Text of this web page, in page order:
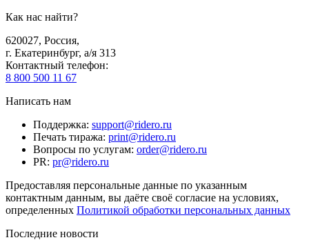
Как нас найти?
620027, Россия,
г. Екатеринбург, а/я 313
Контактный телефон:
8 800 500 11 67
Написать нам
Поддержка: support@ridero.ru
Печать тиража: print@ridero.ru
Вопросы по услугам: order@ridero.ru
PR: pr@ridero.ru
Предоставляя персональные данные по указанным
контактным данным, вы даёте своё согласие на условиях,
определенных Политикой обработки персональных данных
Последние новости